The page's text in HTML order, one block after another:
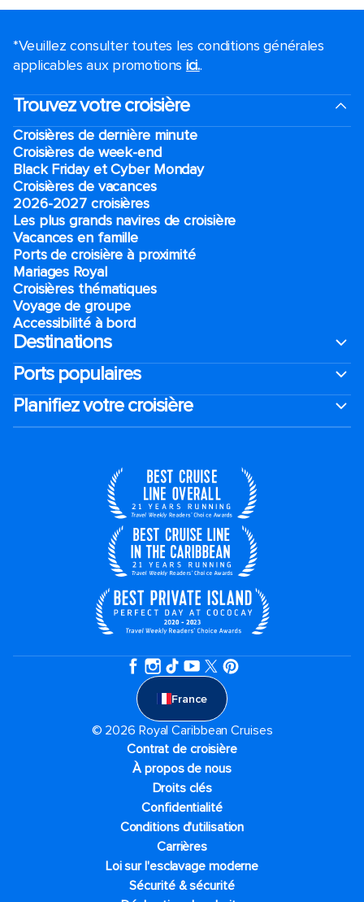
*Veuillez consulter toutes les conditions générales
applicables aux promotions ici..
Trouvez votre croisière
Croisières de dernière minute
Croisières de week-end
Black Friday et Cyber Monday
Croisières de vacances
2026-2027 croisières
Les plus grands navires de croisière
Vacances en famille
Ports de croisière à proximité
Mariages Royal
Croisières thématiques
Voyage de groupe​
Accessibilité à bord​
Destinations
Ports populaires
Planifiez votre croisière
France
© 2026 Royal Caribbean Cruises
Contrat de croisière
À propos de nous
Droits clés
Confidentialité
Conditions d'utilisation
Carrières
Loi sur l'esclavage moderne
Sécurité & sécurité